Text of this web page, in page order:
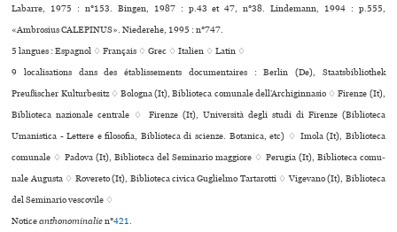
Labarre, 1975 : n°153. Bingen, 1987 : p.43 et 47, n°38. Lindemann, 1994 : p.555,
«Ambrosius CALEPINUS». Niederehe, 1995 : n°747.
5 langues :Espagnol ♢Français ♢Grec ♢Italien ♢Latin ♢
9 localisations dans des établissements documentaires : Berlin (De), Staatsbibliothek
Preußischer Kulturbesitz ♢ Bologna (It), Biblioteca comu­nale dell’Archiginnasio ♢ Firenze (It),
Biblioteca nazio­nale cen­trale ♢ Firenze (It), Università degli studi di Firenze (Biblioteca
Umanistica - Lettere e filo­so­fia, Biblioteca di scienze. Botanica, etc) ♢ Imola (It), Biblioteca
comu­nale ♢ Padova (It), Biblioteca del Seminario mag­giore ♢ Perugia (It), Biblioteca comu­
nale Augusta ♢ Rovereto (It), Biblioteca civica Guglielmo Tartarotti ♢ Vigevano (It), Biblioteca
del Seminario ves­co­vile ♢
Noticeanthonominalien°421.